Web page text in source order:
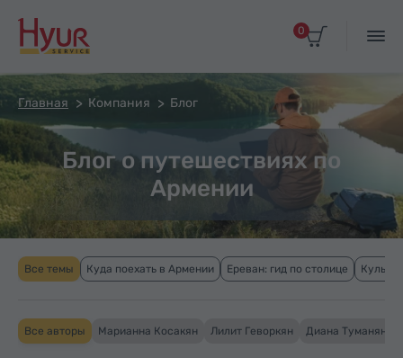
0
Главная Компания Блог
Блог о путешествиях по
Армении
Все темы Куда поехать в Армении Ереван: гид по столице
Все авторы Марианна Косакян Лилит Геворкян Диана Туманян